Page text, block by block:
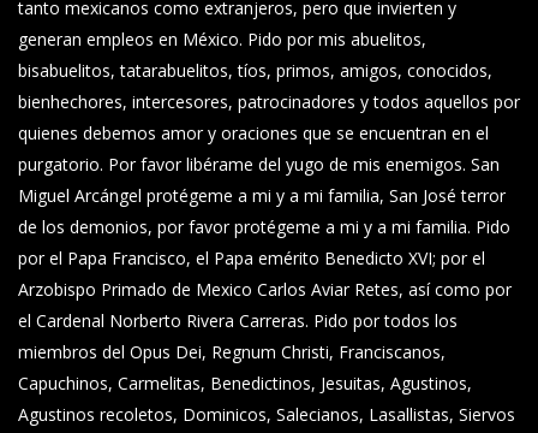
tanto mexicanos como extranjeros, pero que invierten y
generan empleos en México. Pido por mis abuelitos,
bisabuelitos, tatarabuelitos, tíos, primos, amigos, conocidos,
bienhechores, intercesores, patrocinadores y todos aquellos por
quienes debemos amor y oraciones que se encuentran en el
purgatorio. Por favor libérame del yugo de mis enemigos. San
Miguel Arcángel protégeme a mi y a mi familia, San José terror
de los demonios, por favor protégeme a mi y a mi familia. Pido
por el Papa Francisco, el Papa emérito Benedicto XVI; por el
Arzobispo Primado de Mexico Carlos Aviar Retes, así como por
el Cardenal Norberto Rivera Carreras. Pido por todos los
miembros del Opus Dei, Regnum Christi, Franciscanos,
Capuchinos, Carmelitas, Benedictinos, Jesuitas, Agustinos,
Agustinos recoletos, Dominicos, Salecianos, Lasallistas, Siervos